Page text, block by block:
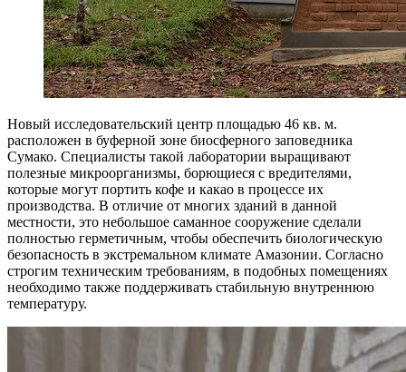
Новый исследовательский центр площадью 46 кв. м.
расположен в буферной зоне биосферного заповедника
Сумако. Специалисты такой лаборатории выращивают
полезные микроорганизмы, борющиеся с вредителями,
которые могут портить кофе и какао в процессе их
производства. В отличие от многих зданий в данной
местности, это небольшое саманное сооружение сделали
полностью герметичным, чтобы обеспечить биологическую
безопасность в экстремальном климате Амазонии. Согласно
строгим техническим требованиям, в подобных помещениях
необходимо также поддерживать стабильную внутреннюю
температуру.